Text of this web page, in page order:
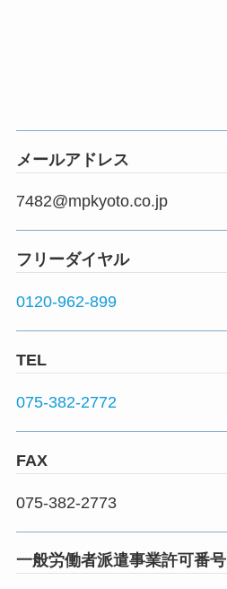
メールアドレス
7482@mpkyoto.co.jp
フリーダイヤル
0120-962-899
TEL
075-382-2772
FAX
075-382-2773
一般労働者派遣事業許可番号